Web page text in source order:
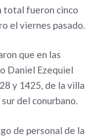
total fueron cinco
el viernes pasado.
que en las
Daniel Ezequiel
y 1425, de la villa
del conurbano.
de personal de la